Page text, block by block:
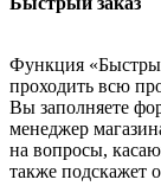
Функция
проходить всю
Вы заполняете
менеджер
на вопросы,
также подскажет